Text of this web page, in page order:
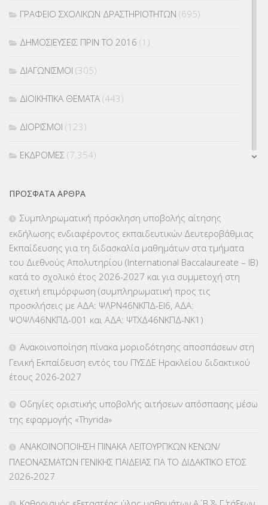
ΓΡΑΦΕΙΟ ΣΧΟΛΙΚΩΝ ΔΡΑΣΤΗΡΙΟΤΗΤΩΝ (695)
ΔΗΜΟΣΙΕΥΣΕΙΣ ΠΡΙΝ ΤΟ 2016 (1)
ΔΙΑΓΩΝΙΣΜΟΙ (305)
ΔΙΟΙΚΗΤΙΚΑ ΘΕΜΑΤΑ (443)
ΔΙΟΡΙΣΜΟΙ (123)
ΕΚΔΡΟΜΕΣ (7.354)
ΕΠΙΜΟΡΦΩΣΗ Τ.Π.Ε.(10)
ΕΥΡΩΠΑΪΚΑ ΠΡΟΓΡΑΜΜΑΤΑ(230)
ΚΕΣΥ (60)
ΚΕΣΥΠ(109)
ΚΠγ – ΚΡΑΤΙΚΟ ΠΙΣΤΟΠΟΙΗΤΙΚΟ ΓΛΩΣΣΟΜΑΘΕΙΑΣ(135)
ΚΠπ- ΚΡΑΤΙΚΟ ΠΙΣΤΟΠΟΙΗΤΙΚΟ ΠΛΗΡΟΦΟΡΙΚΗΣ
ΛΟΙΠΑ(309)
ΜΕΤΑΘΕΣΕΙΣ-ΤΟΠΟΘΕΤΗΣΕΙΣ ΒΕΛΤΙΩΣΕΙΣ(319)
ΠΡΌΣΦΑΤΑ ΆΡΘΡΑ
Συμπληρωματική πρόσκληση υποβολής αίτησης
εκδήλωσης ενδιαφέροντος εκπαιδευτικών Δευτεροβάθμιας
Εκπαίδευσης για τη διδασκαλία μαθημάτων στα τμήματα
του Διεθνούς Απολυτηρίου (International Baccalaureate – IB)
κατά το σχολικό έτος 2026-2027 και για συμμετοχή στη
σχετική επιμόρφωση (συμπληρωματική προς τις
προσκλήσεις με ΑΔΑ: ΨΛΡΝ46ΝΚΠΔ-ΕΙ6, ΑΔΑ:
ΨΟΨΛ46ΝΚΠΔ-001 και ΑΔΑ: ΨΤΧΔ46ΝΚΠΔ-ΝΚ1)
Ανακοινοποίηση πίνακα μοριοδότησης αποσπάσεων στη
Γενική Εκπαίδευση εντός του ΠΥΣΔΕ Ηρακλείου διδακτικού
έτους 2026-2027
Οδηγίες οριστικής υποβολής αιτήσεων απόσπασης μέσω
της εφαρμογής «Thyrida»
ΑΝΑΚΟΙΝΟΠΟΙΗΣΗ ΠΙΝΑΚΑ ΛΕΙΤΟΥΡΓΙΚΩΝ ΚΕΝΩΝ/
ΠΛΕΟΝΑΣΜΑΤΩΝ ΓΕΝΙΚΗΣ ΠΑΙΔΕΙΑΣ ΓΙΑ ΤΟ ΔΙΔΑΚΤΙΚΟ ΕΤΟΣ
2026-2027